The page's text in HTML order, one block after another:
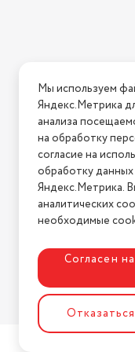
Нашли
2026 © Интернет-
Мы используем
Яндекс.Метрика
анализа
на обработку
согласие на
обработку
Яндекс.Метрика.
аналитических
необходимые
Согласен